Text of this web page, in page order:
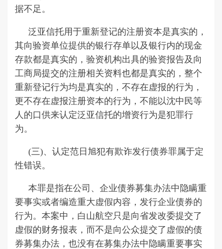
据不足。
泛亚信托用于重新登记的注册资本是真实的，
其向验资单位提供的银行存单以及银行内的现金
存款都是真实的，验资机构出具的验资报告及向
工商局提交的注册相关资料也都是真实的，整个
重新登记行为均是真实的，不存在虚报的行为，
更不存在虚报注册资本的行为，不能以沈中民等
人的口供来认定泛亚信托的增资行为是犯罪行
为。
(三)、认定范日旭犯有欺诈发行债券罪属于定
性错误。
本罪是指在公司、企业债券募集办法中隐瞒重
要事实或者编造重大虚假内容，发行企业债券的
行为。本案中，白山航空只是向省发改委提交了
虚假的财务报表，而不是向公众提交了虚假的债
券募集办法，也没有在募集办法中隐瞒重要事实